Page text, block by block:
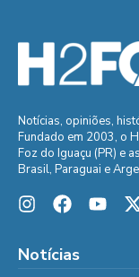
Notícias, opiniões,
Fundado em 2003, o
Foz do Iguaçu (PR) e
Brasil, Paraguai e
Notícias